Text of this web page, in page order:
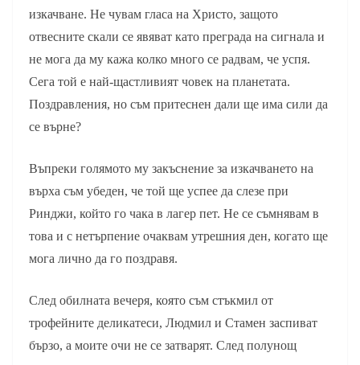
изкачване. Не чувам гласа на Христо, защото
отвесните скали се явяват като преграда на сигнала и
не мога да му кажа колко много се радвам, че успя.
Сега той е най-щастливият човек на планетата.
Поздравления, но съм притеснен дали ще има сили да
се върне?
Въпреки голямото му закъснение за изкачването на
върха съм убеден, че той ще успее да слезе при
Ринджи, който го чака в лагер пет. Не се съмнявам в
това и с нетърпение очаквам утрешния ден, когато ще
мога лично да го поздравя.
След обилната вечеря, която съм стъкмил от
трофейните деликатеси, Людмил и Стамен заспиват
бързо, а моите очи не се затварят. След полунощ